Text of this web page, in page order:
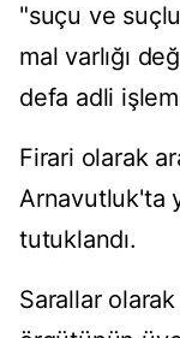
"suçu ve
mal varlığı
defa adli işlem
Firari olarak
Arnavutluk'ta
tutuklandı.
Sarallar